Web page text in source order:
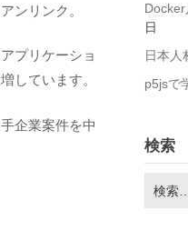
ンリンク。
プリケーショ
しています。
企業案件を中
日
日本人
p5jsで
検索
検
索: